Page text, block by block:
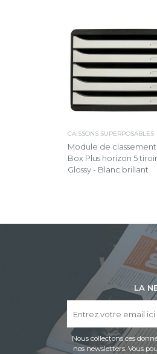
CAISSONS SUPERPOSABLES
Module de
Box Plus horizon 5
Glossy - Blanc brillant
LA
Nous collectons ces
nos newsletters. Vous